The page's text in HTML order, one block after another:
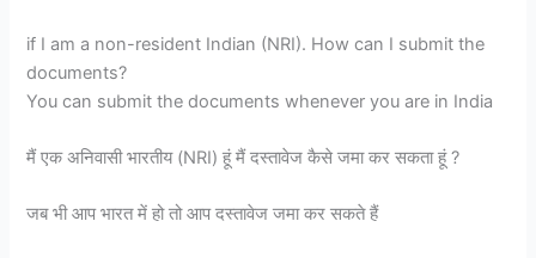
if I am a non-resident Indian (NRI). How can I submit the
documents?
You can submit the documents whenever you are in India
मैं एक अनिवासी भारतीय (NRI) हूं मैं दस्तावेज कैसे जमा कर सकता हूं ?
जब भी आप भारत में हो तो आप दस्तावेज जमा कर सकते हैं